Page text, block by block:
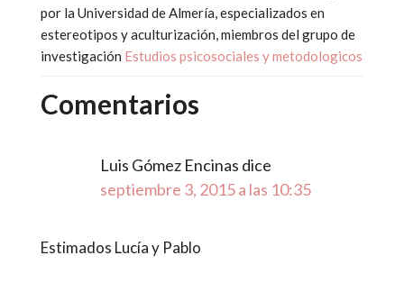
por la Universidad de Almería, especializados en
estereotipos y aculturización, miembros del grupo de
investigación Estudios psicosociales y metodologicos
Comentarios
Luis Gómez Encinas dice
septiembre 3, 2015 a las 10:35
Estimados Lucía y Pablo